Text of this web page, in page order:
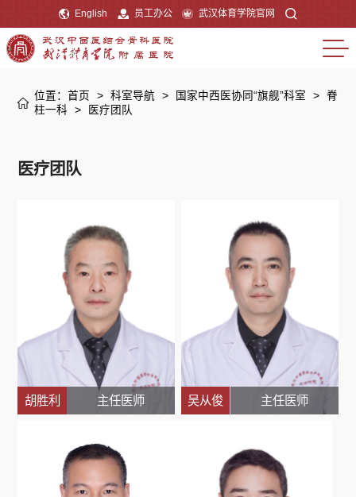
English 员工办公 武汉体育学院官网
位置： 首页 > 科室导航 > 国家中西医协同“旗舰”科室 > 脊
柱一科
> 医疗团队
医疗团队
胡胜利 主任医师 吴从俊 主任医师